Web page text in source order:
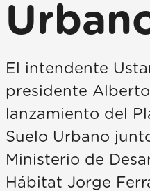
El intendente
presidente
lanzamiento del
Suelo Urbano
Ministerio de
Hábitat Jorge